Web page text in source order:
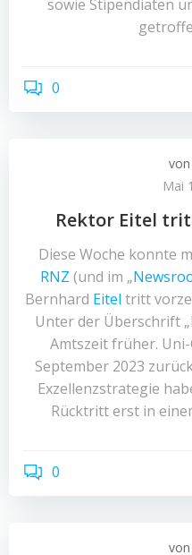
sowie Stipendiaten
0
von
Mai
Rektor Eitel
Diese Woche konnte
RNZ (und im „
Bernhard Eitel tritt
Unter der Überschrift
Amtszeit früher.
September 2023
Exzellenzstrategie
Rücktritt erst in
0
von